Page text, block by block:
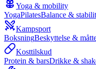
Yoga & mobility
YogaPilatesBalance &
Kampsport
BoksningBeskyttelse &
Kosttilskud
Protein & barsDrikke &